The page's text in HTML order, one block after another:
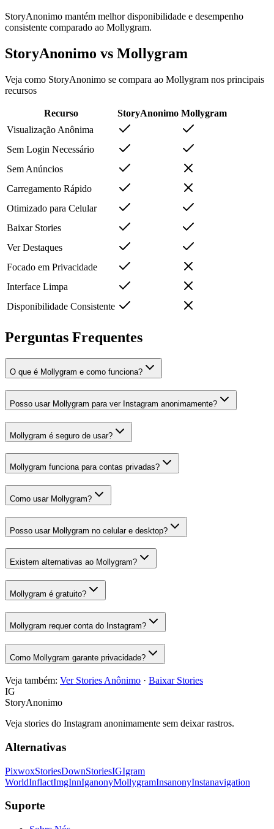
StoryAnonimo mantém melhor disponibilidade e desempenho
consistente comparado ao Mollygram.
StoryAnonimo vs Mollygram
Veja como StoryAnonimo se compara ao Mollygram nos principais
recursos
Recurso StoryAnonimo Mollygram
Visualização Anônima
Sem Login Necessário
Sem Anúncios
Carregamento Rápido
Otimizado para Celular
Baixar Stories
Ver Destaques
Focado em Privacidade
Interface Limpa
Disponibilidade Consistente
Perguntas Frequentes
O que é Mollygram e como funciona?
Posso usar Mollygram para ver Instagram anonimamente?
Mollygram é seguro de usar?
Mollygram funciona para contas privadas?
Como usar Mollygram?
Posso usar Mollygram no celular e desktop?
Existem alternativas ao Mollygram?
Mollygram é gratuito?
Mollygram requer conta do Instagram?
Como Mollygram garante privacidade?
Veja também: Ver Stories Anônimo · Baixar Stories
IG
StoryAnonimo
Veja stories do Instagram anonimamente sem deixar rastros.
Alternativas
PixwoxStoriesDownStoriesIGIgram
WorldInflactImgInnIganonyMollygramInsanonyInstanavigation
Suporte